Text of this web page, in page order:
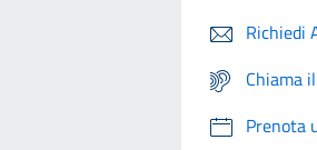
Richiedi
Chiama
Prenota